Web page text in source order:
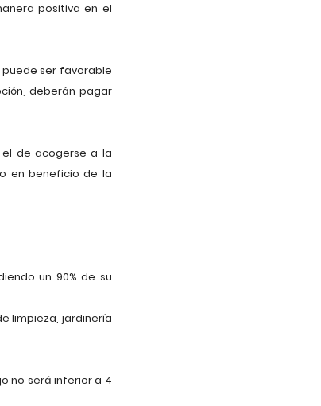
positiva en el
ser favorable
deberán pagar
el de acogerse a la
en beneficio de la
un 90% de su
limpieza, jardinería
no será inferior a 4